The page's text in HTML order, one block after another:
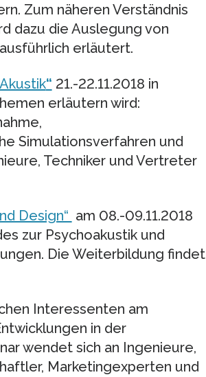
Zum näheren Verständnis
dazu die Auslegung von
erläutert.
“ 21.-22.11.2018 in
erläutern wird:
Simulationsverfahren und
Techniker und Vertreter
Design“ am 08.-09.11.2018
zur Psychoakustik und
Die Weiterbildung findet
Interessenten am
in der
wendet sich an Ingenieure,
Marketingexperten und